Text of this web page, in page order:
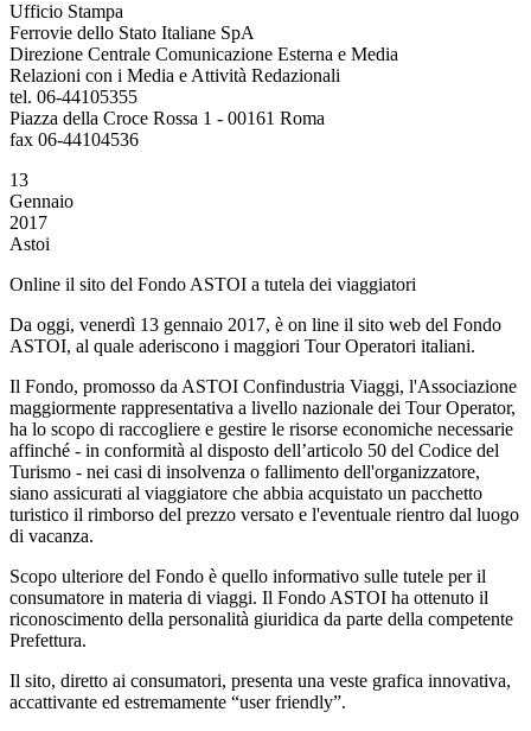
Ufficio Stampa
Ferrovie dello Stato Italiane SpA
Direzione Centrale Comunicazione Esterna e Media
Relazioni con i Media e Attività Redazionali
tel. 06-44105355
Piazza della Croce Rossa 1 - 00161 Roma
fax 06-44104536
13
Gennaio
2017
Astoi
Online il sito del Fondo ASTOI a tutela dei viaggiatori
Da oggi, venerdì 13 gennaio 2017, è on line il sito web del Fondo
ASTOI, al quale aderiscono i maggiori Tour Operatori italiani.
Il Fondo, promosso da ASTOI Confindustria Viaggi, l'Associazione
maggiormente rappresentativa a livello nazionale dei Tour Operator,
ha lo scopo di raccogliere e gestire le risorse economiche necessarie
affinché - in conformità al disposto dell’articolo 50 del Codice del
Turismo - nei casi di insolvenza o fallimento dell'organizzatore,
siano assicurati al viaggiatore che abbia acquistato un pacchetto
turistico il rimborso del prezzo versato e l'eventuale rientro dal luogo
di vacanza.
Scopo ulteriore del Fondo è quello informativo sulle tutele per il
consumatore in materia di viaggi. Il Fondo ASTOI ha ottenuto il
riconoscimento della personalità giuridica da parte della competente
Prefettura.
Il sito, diretto ai consumatori, presenta una veste grafica innovativa,
accattivante ed estremamente “user friendly”.